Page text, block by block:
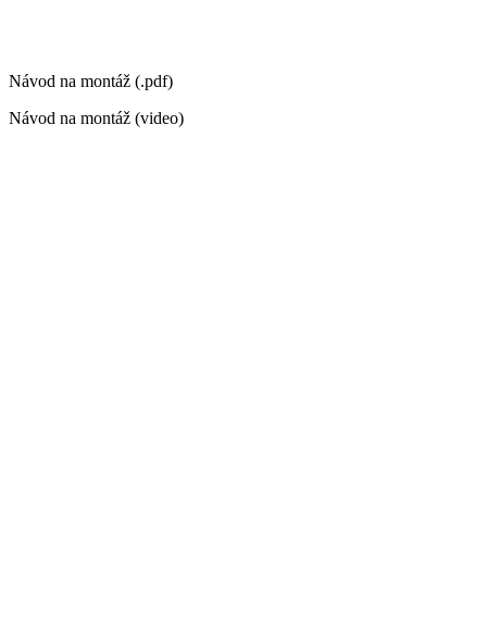
Návod na montáž (.pdf)
Návod na montáž (video)